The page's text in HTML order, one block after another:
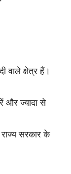
वाले क्षेत्र हैं।
और ज्यादा से
राज्य सरकार के